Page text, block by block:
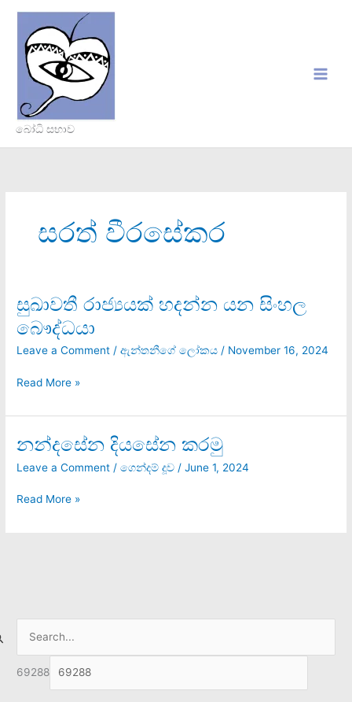
content
බෝධි සභාව
සරත් වීරසේකර
සුඛාවතී රාජ්‍යයක් හදන්න යන සිංහල
බෞද්ධයා
Leave a Comment /ඇන්තනීගේ ලෝකය / November 16, 2024
සුඛාවතී
රාජ්‍යයක්
හදන්න
යන
බෞද්ධයා
Read More »
නන්දසේන දියසේන කරමු
Leave a Comment /ගෙන්දම් දූව /June 1, 2024
නන්දසේන
කරමු
Read More »
69288